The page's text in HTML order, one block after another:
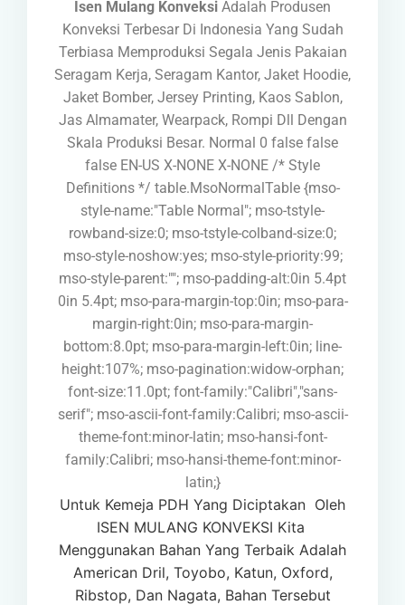
Isen Mulang Konveksi Adalah Produsen
Konveksi Terbesar Di Indonesia Yang Sudah
Terbiasa Memproduksi Segala Jenis Pakaian
Seragam Kerja, Seragam Kantor, Jaket Hoodie,
Jaket Bomber, Jersey Printing, Kaos Sablon,
Jas Almamater, Wearpack, Rompi Dll Dengan
Skala Produksi Besar. Normal 0 false false
false EN-US X-NONE X-NONE /* Style
Definitions */ table.MsoNormalTable {mso-
style-name:"Table Normal"; mso-tstyle-
rowband-size:0; mso-tstyle-colband-size:0;
mso-style-noshow:yes; mso-style-priority:99;
mso-style-parent:""; mso-padding-alt:0in 5.4pt
0in 5.4pt; mso-para-margin-top:0in; mso-para-
margin-right:0in; mso-para-margin-
bottom:8.0pt; mso-para-margin-left:0in; line-
height:107%; mso-pagination:widow-orphan;
font-size:11.0pt; font-family:"Calibri","sans-
serif"; mso-ascii-font-family:Calibri; mso-ascii-
theme-font:minor-latin; mso-hansi-font-
family:Calibri; mso-hansi-theme-font:minor-
latin;}
Untuk Kemeja PDH Yang Diciptakan Oleh
ISEN MULANG KONVEKSI Kita
Menggunakan Bahan Yang Terbaik Adalah
American Dril, Toyobo, Katun, Oxford,
Ribstop, Dan Nagata, Bahan Tersebut